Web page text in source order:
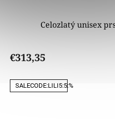
Celozlatý unisex
€313,35
SALECODE:LILI5:5:%